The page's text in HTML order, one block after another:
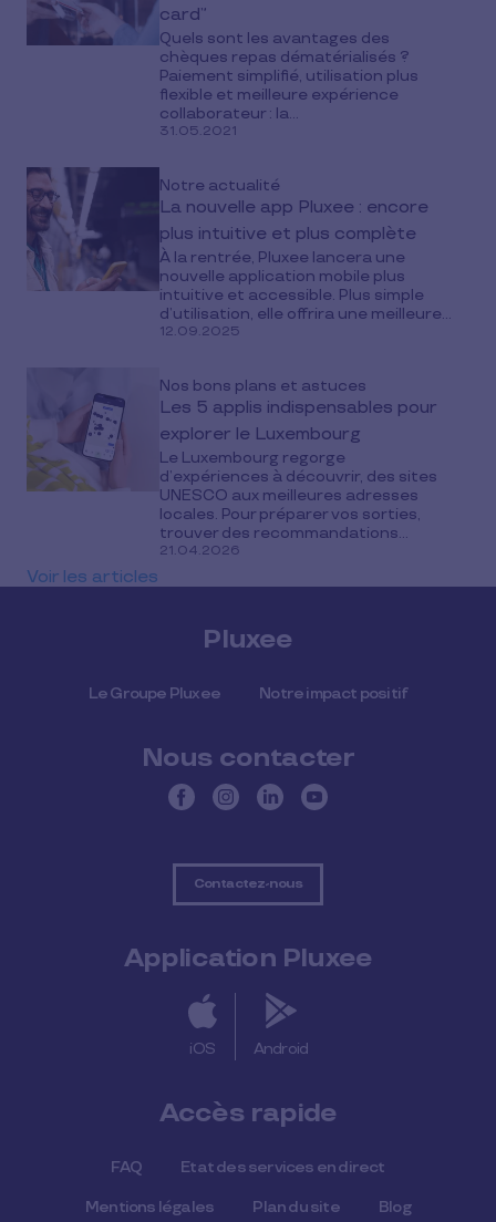
card”
Quels sont les avantages des
chèques repas dématérialisés ?
Paiement simplifié, utilisation plus
flexible et meilleure expérience
collaborateur : la...
31.05.2021
Notre actualité
La nouvelle app Pluxee : encore
plus intuitive et plus complète
À la rentrée, Pluxee lancera une
nouvelle application mobile plus
intuitive et accessible. Plus simple
d’utilisation, elle offrira une meilleure...
12.09.2025
Nos bons plans et astuces
Les 5 applis indispensables pour
explorer le Luxembourg
Le Luxembourg regorge
d’expériences à découvrir, des sites
UNESCO aux meilleures adresses
locales. Pour préparer vos sorties,
trouver des recommandations...
21.04.2026
Voir les articles
Pluxee
Le Groupe Pluxee Notre impact positif
Nous contacter
Contactez-nous
Application Pluxee
iOS Android
Accès rapide
FAQ Etat des services en direct
Mentions légales Plan du site Blog